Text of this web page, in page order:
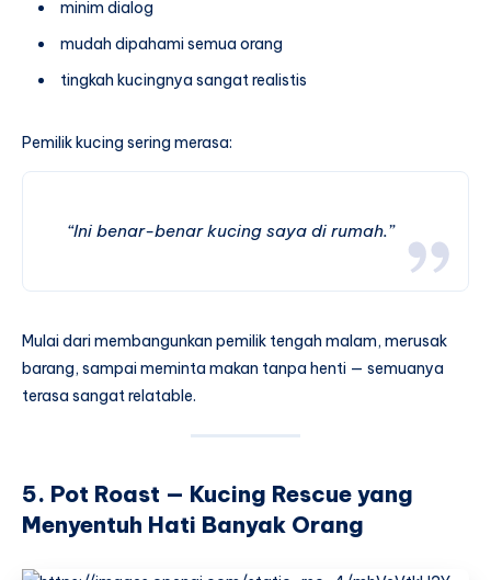
minim dialog
mudah dipahami semua orang
tingkah kucingnya sangat realistis
Pemilik kucing sering merasa:
“Ini benar-benar kucing saya di rumah.”
Mulai dari membangunkan pemilik tengah malam, merusak
barang, sampai meminta makan tanpa henti — semuanya
terasa sangat relatable.
5. Pot Roast — Kucing Rescue yang
Menyentuh Hati Banyak Orang